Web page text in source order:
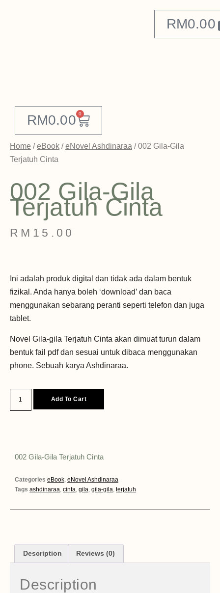
RM0.00
RM0.00 0
Home /eBook /eNovel Ashdinaraa / 002 Gila-Gila
Terjatuh Cinta
002 Gila-Gila
Terjatuh Cinta
RM 15.00
Ini adalah produk digital dan tidak ada dalam bentuk
fizikal. Anda hanya boleh ‘download’ dan baca
menggunakan sebarang peranti seperti telefon dan juga
tablet.
Novel Gila-gila Terjatuh Cinta akan dimuat turun dalam
bentuk fail pdf dan sesuai untuk dibaca menggunakan
phone. Sebuah karya Ashdinaraa.
Add To Cart
002 Gila-Gila Terjatuh Cinta
Categories eBook, eNovel Ashdinaraa
Tags ashdinaraa, cinta, gila, gila-gila, terjatuh
Description Reviews (0)
Description